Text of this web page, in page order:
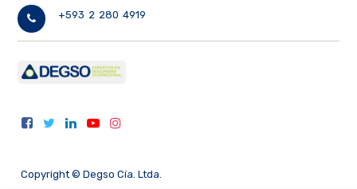
+593 2 280 4919
Copyright © Degso Cía. Ltda.